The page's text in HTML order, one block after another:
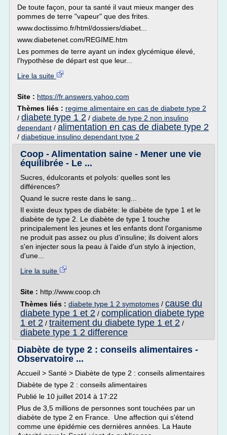
De toute façon, pour ta santé il vaut mieux manger des
pommes de terre "vapeur" que des frites.
www.doctissimo.fr/html/dossiers/diabet...
www.diabetenet.com/REGIME.htm
Les pommes de terre ayant un index glycémique élevé,
l'hypothèse de départ est que leur...
Lire la suite
Site : https://fr.answers.yahoo.com
Thèmes liés : regime alimentaire en cas de diabete type 2
/ diabete type 1 2 / diabete de type 2 non insulino
dependant / alimentation en cas de diabete type 2
/ diabetique insulino dependant type 2
Coop - Alimentation saine - Mener une vie
équilibrée - Le ...
Sucres, édulcorants et polyols: quelles sont les
différences?
Quand le sucre reste dans le sang...
Il existe deux types de diabète: le diabète de type 1 et le
diabète de type 2. Le diabète de type 1 touche
principalement les jeunes et les enfants dont l'organisme
ne produit pas assez ou plus d'insuline; ils doivent alors
s'en injecter sous la peau à l'aide d'un stylo à injection,
d'une...
Lire la suite
Site : http://www.coop.ch
Thèmes liés : diabete type 1 2 symptomes / cause du
diabete type 1 et 2 / complication diabete type
1 et 2 / traitement du diabete type 1 et 2 /
diabete type 1 2 difference
Diabète de type 2 : conseils alimentaires -
Observatoire ...
Accueil > Santé > Diabète de type 2 : conseils alimentaires
Diabète de type 2 : conseils alimentaires
Publié le 10 juillet 2014 à 17:22
Plus de 3,5 millions de personnes sont touchées par un
diabète de type 2 en France. Une affection qui s'étend
comme une épidémie ces dernières années. La Haute